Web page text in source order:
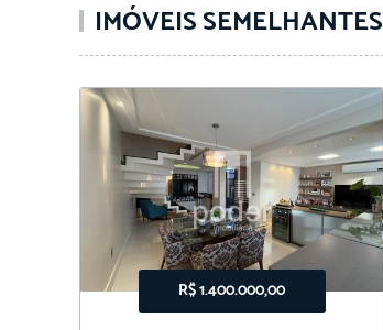
IMÓVEIS SEMELHANTES
R$ 1.400.000,00